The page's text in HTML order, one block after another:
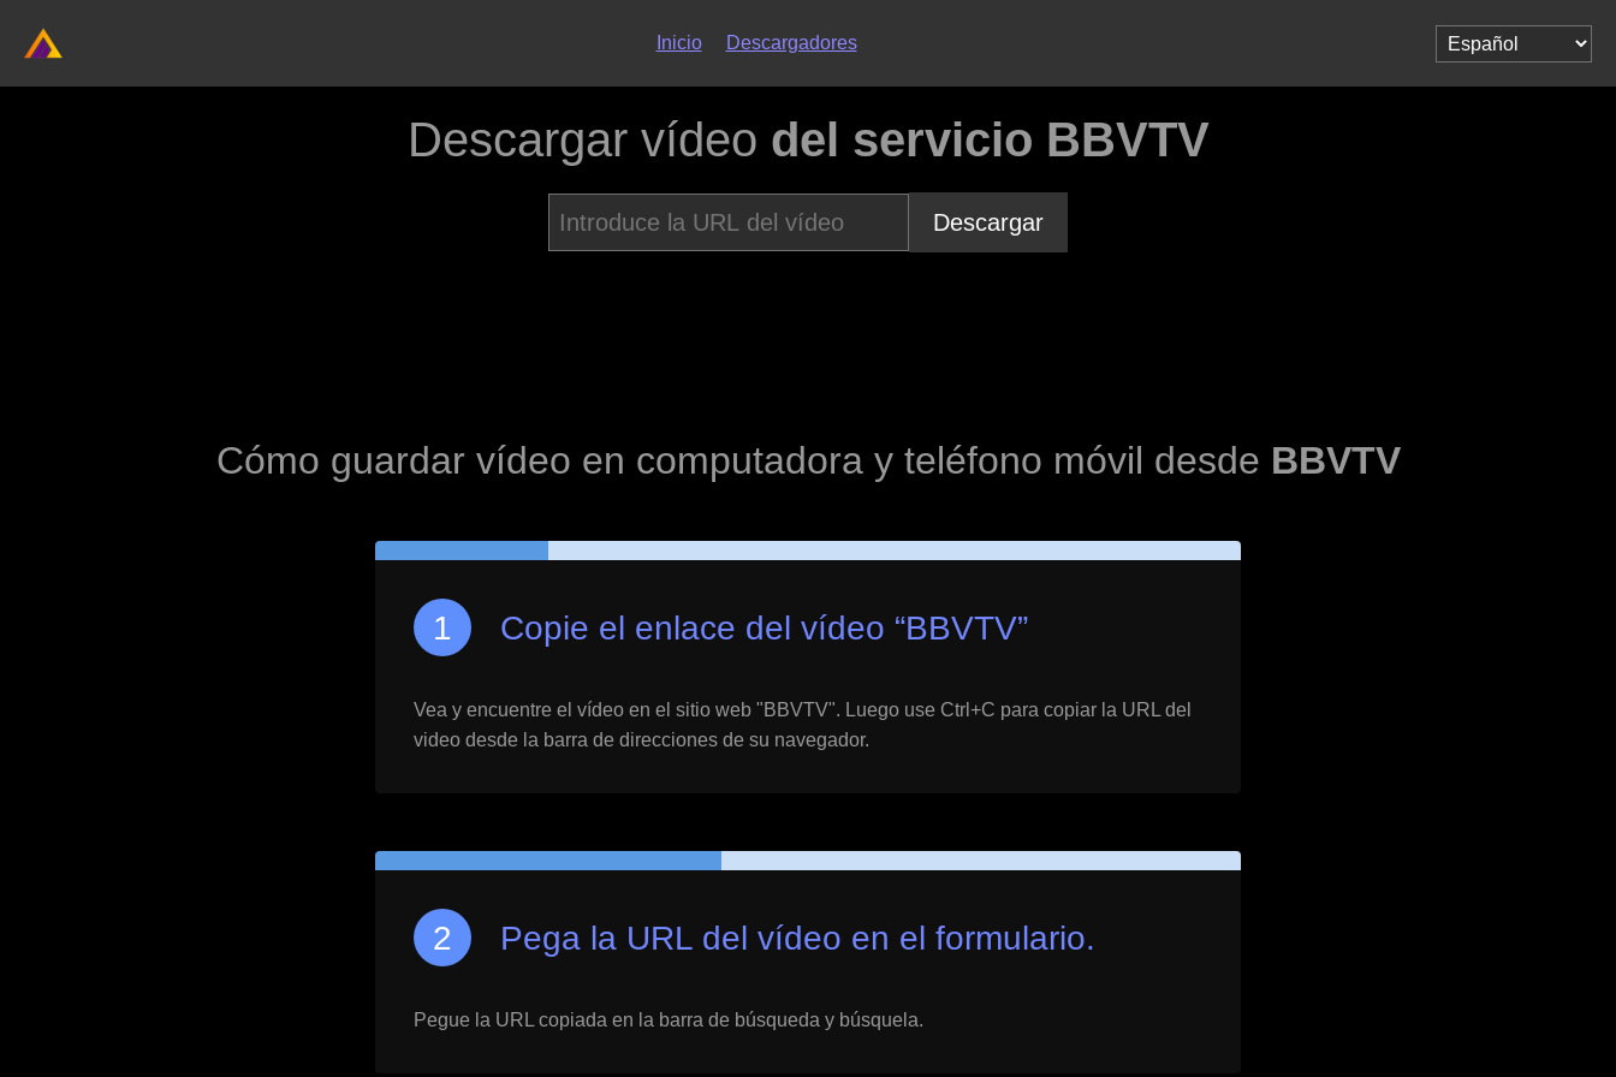
Inicio Descargadores
Descargar vídeo del servicio BBVTV
Descargar
Cómo guardar vídeo en computadora y teléfono móvil desde BBVTV
Copie el enlace del vídeo “BBVTV”
Vea y encuentre el vídeo en el sitio web "BBVTV". Luego use Ctrl+C para copiar la URL del
video desde la barra de direcciones de su navegador.
Pega la URL del vídeo en el formulario.
Pegue la URL copiada en la barra de búsqueda y búsquela.